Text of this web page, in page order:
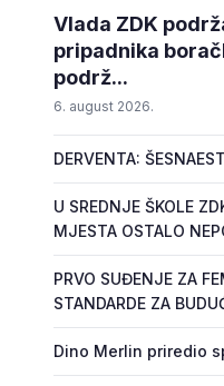
Vlada ZDK
pripadnika
podrž...
6. august 2026.
DERVENTA:
U SREDNJE ŠKOLE
MJESTA OSTALO
PRVO SUĐENJE ZA
STANDARDE ZA
Dino Merlin priredio